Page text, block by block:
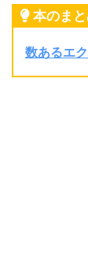
本のま
数あるエ